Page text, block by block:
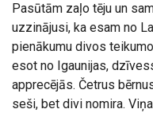
Pasūtām zaļo tēju un
uzzinājusi, ka esam no
pienākumu divos
esot no Igaunijas,
apprecējās. Četrus
seši, bet divi nomira.